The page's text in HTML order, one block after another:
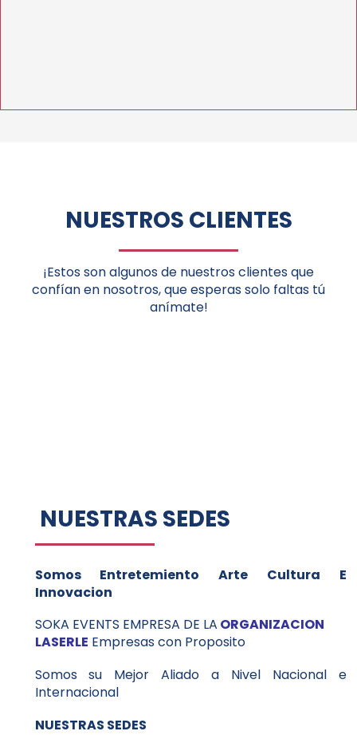
NUESTROS CLIENTES
¡Estos son algunos de nuestros clientes que
confían en nosotros, que esperas solo faltas tú
anímate!
NUESTRAS SEDES
Somos Entretemiento Arte Cultura E
Innovacion
SOKA EVENTS EMPRESA DE LA ORGANIZACION
LASERLE Empresas con Proposito
Somos su Mejor Aliado a Nivel Nacional e
Internacional
NUESTRAS SEDES